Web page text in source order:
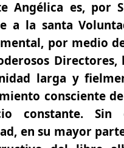
Angélica es, por
a la santa
por medio
Directores,
larga y
consciente
constante. Sin
en su mayor